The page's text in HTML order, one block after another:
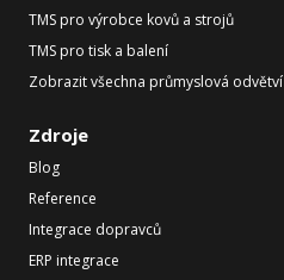
TMS pro výrobce kovů a strojů
TMS pro tisk a balení
Zobrazit všechna průmyslová odvětví
Zdroje
Blog
Reference
Integrace dopravců
ERP integrace